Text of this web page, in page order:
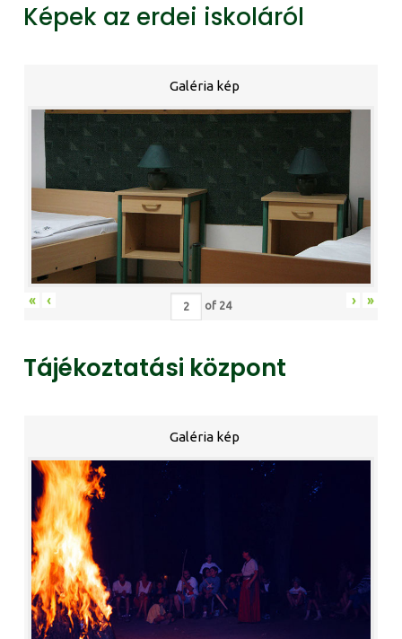
Képek az erdei iskoláról
Galéria kép
« ‹ of 24 › »
Tájékoztatási központ
Galéria kép